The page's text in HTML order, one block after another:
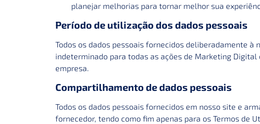
planejar melhorias para tornar melhor sua
Período de utilização dos dados pessoais
Todos os dados pessoais fornecidos deliberadamente
indeterminado para todas as ações de Marketing
empresa.
Compartilhamento de dados pessoais
Todos os dados pessoais fornecidos em nosso site e
fornecedor, tendo como fim apenas para os Termos de